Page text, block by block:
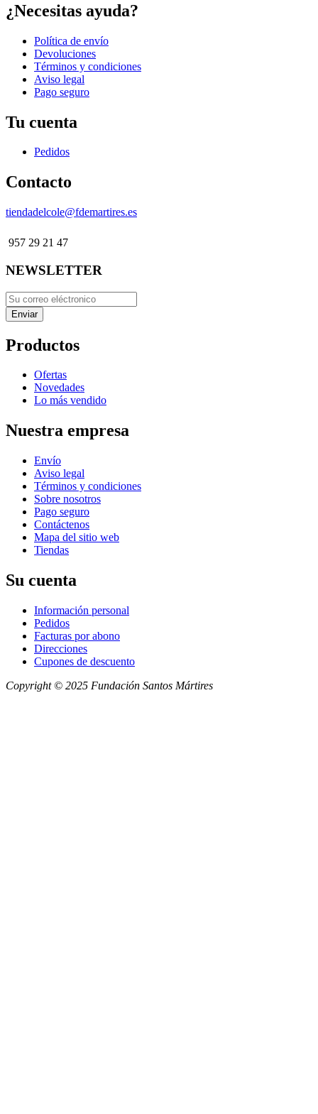
¿Necesitas ayuda?
Política de envío
Devoluciones
Términos y condiciones
Aviso legal
Pago seguro
Tu cuenta
Pedidos
Contacto
tiendadelcole@fdemartires.es
957 29 21 47
NEWSLETTER
Productos
Ofertas
Novedades
Lo más vendido
Nuestra empresa
Envío
Aviso legal
Términos y condiciones
Sobre nosotros
Pago seguro
Contáctenos
Mapa del sitio web
Tiendas
Su cuenta
Información personal
Pedidos
Facturas por abono
Direcciones
Cupones de descuento
Copyright © 2025 Fundación Santos Mártires